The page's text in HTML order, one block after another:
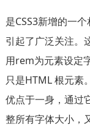
是CSS3新增的一
引起了广泛关注。
用rem为元素设定
只是HTML 根元素
优点于一身，通过
整所有字体大小，